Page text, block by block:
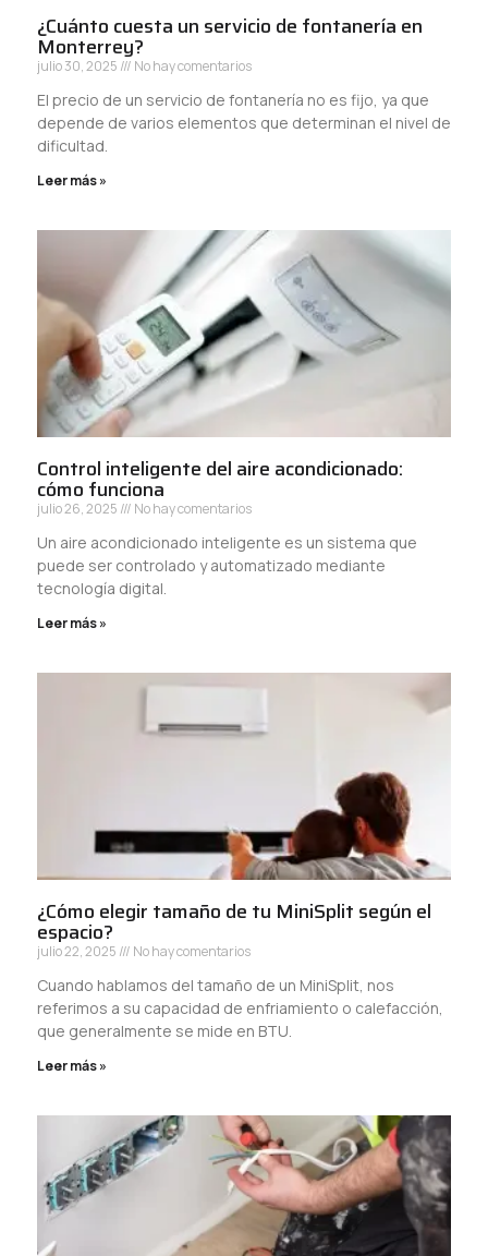
¿Cuánto cuesta un servicio de fontanería en
Monterrey?
julio 30, 2025 No hay comentarios
El precio de un servicio de fontanería no es fijo, ya que
depende de varios elementos que determinan el nivel de
dificultad.
Leer más »
Control inteligente del aire acondicionado:
cómo funciona
julio 26, 2025 No hay comentarios
Un aire acondicionado inteligente es un sistema que
puede ser controlado y automatizado mediante
tecnología digital.
Leer más »
¿Cómo elegir tamaño de tu MiniSplit según el
espacio?
julio 22, 2025 No hay comentarios
Cuando hablamos del tamaño de un MiniSplit, nos
referimos a su capacidad de enfriamiento o calefacción,
que generalmente se mide en BTU.
Leer más »